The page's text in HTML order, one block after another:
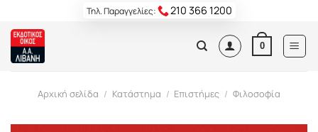
content
Τηλ. Παραγγελίες: 210 366 1200
0
Αρχική σελίδα / Κατάστημα / Επιστήμες / Φιλοσοφία